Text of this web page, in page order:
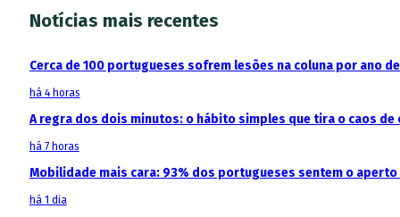
Notícias mais recentes
Cerca de 100 portugueses sofrem lesões na coluna por ano
há 4 horas
A regra dos dois minutos: o hábito simples que tira o caos de
há 7 horas
Mobilidade mais cara: 93% dos portugueses sentem o
há 1 dia